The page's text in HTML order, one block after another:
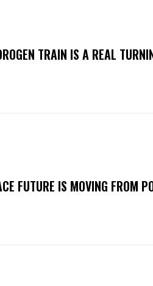
TRAIN IS A REAL
FUTURE IS MOVING FROM